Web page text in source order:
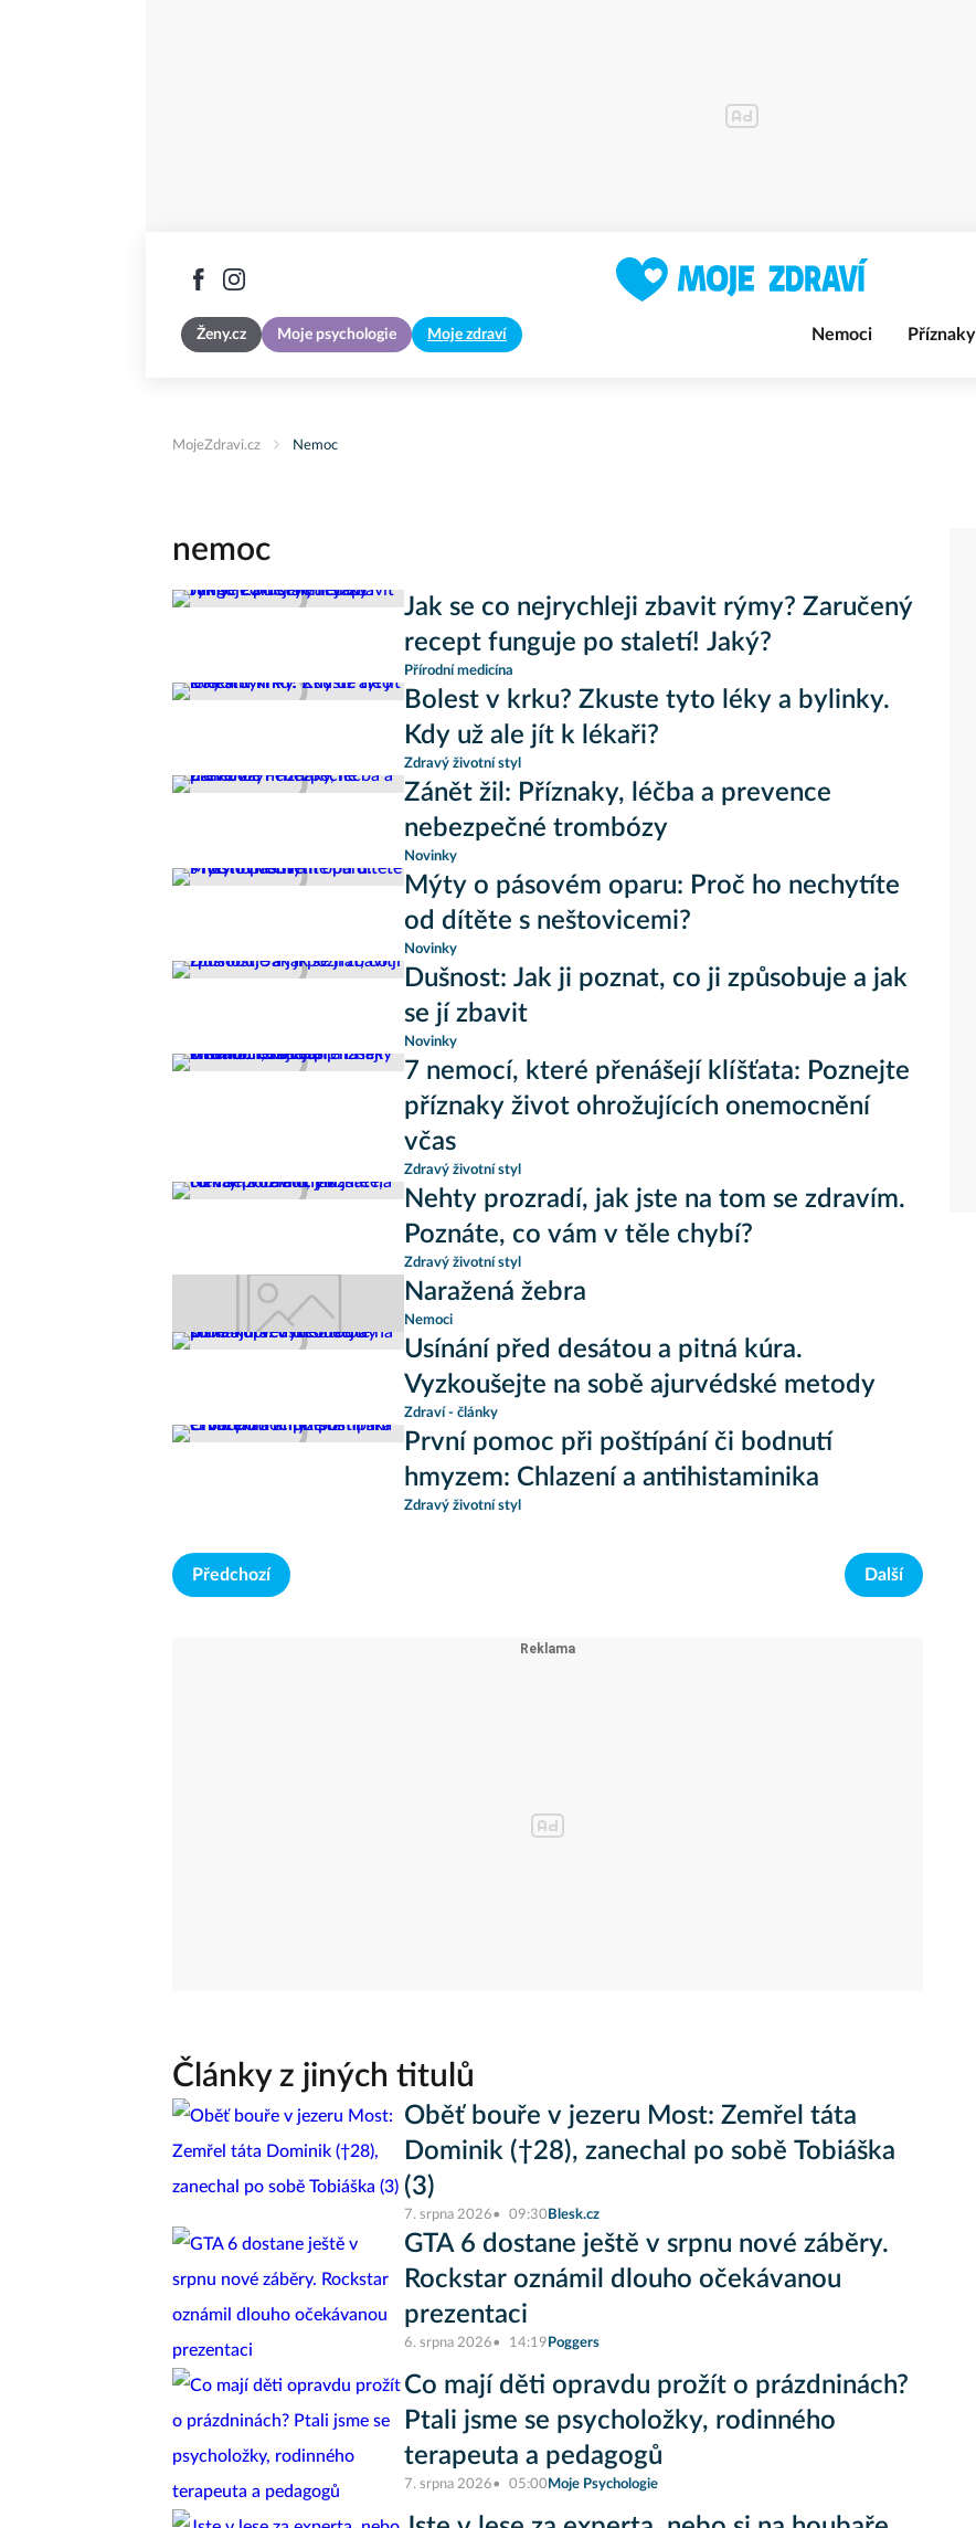
Ženy.cz Moje psychologie Moje zdraví Nemoci Příznaky
MojeZdravi.cz Nemoc
nemoc
Jak se co nejrychleji zbavit rýmy? Zaručený
recept funguje po staletí! Jaký?
Přírodní medicína
Bolest v krku? Zkuste tyto léky a bylinky.
Kdy už ale jít k lékaři?
Zdravý životní styl
Zánět žil: Příznaky, léčba a prevence
nebezpečné trombózy
Novinky
Mýty o pásovém oparu: Proč ho nechytíte
od dítěte s neštovicemi?
Novinky
Dušnost: Jak ji poznat, co ji způsobuje a jak
se jí zbavit
Novinky
7 nemocí, které přenášejí klíšťata: Poznejte
příznaky život ohrožujících onemocnění
včas
Zdravý životní styl
Nehty prozradí, jak jste na tom se zdravím.
Poznáte, co vám v těle chybí?
Zdravý životní styl
Naražená žebra
Nemoci
Usínání před desátou a pitná kúra.
Vyzkoušejte na sobě ajurvédské metody
Zdraví - články
První pomoc při poštípání či bodnutí
hmyzem: Chlazení a antihistaminika
Zdravý životní styl
Předchozí Další
Články z jiných titulů
Oběť bouře v jezeru Most: Zemřel táta
Dominik (†28), zanechal po sobě Tobiáška
(3)
7. srpna 2026 09:30 Blesk.cz
GTA 6 dostane ještě v srpnu nové záběry.
Rockstar oznámil dlouho očekávanou
prezentaci
6. srpna 2026 14:19 Poggers
Co mají děti opravdu prožít o prázdninách?
Ptali jsme se psycholožky, rodinného
terapeuta a pedagogů
7. srpna 2026 05:00 Moje Psychologie